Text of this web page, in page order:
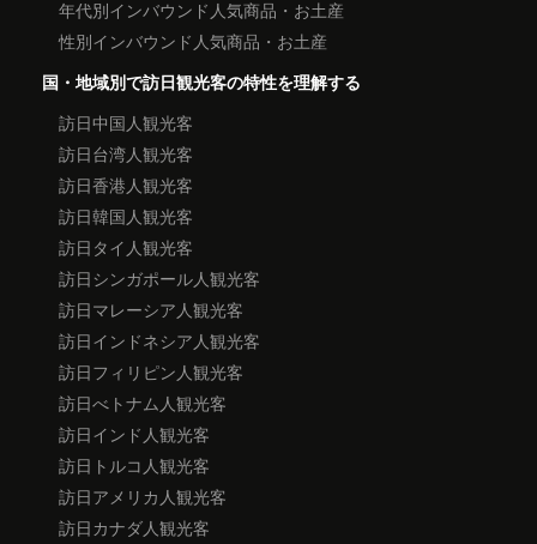
年代別インバウンド人気商品・お土産
性別インバウンド人気商品・お土産
国・地域別で訪日観光客の特性を理解する
訪日中国人観光客
訪日台湾人観光客
訪日香港人観光客
訪日韓国人観光客
訪日タイ人観光客
訪日シンガポール人観光客
訪日マレーシア人観光客
訪日インドネシア人観光客
訪日フィリピン人観光客
訪日べトナム人観光客
訪日インド人観光客
訪日トルコ人観光客
訪日アメリカ人観光客
訪日カナダ人観光客